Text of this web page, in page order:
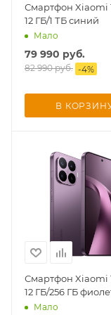
Смартфон Xiaomi
12 ГБ/1 ТБ синий
Мало
79 990 руб.
82 990руб. -4%
В
Смартфон Xiaomi
12 ГБ/256 ГБ
Мало
Добавляйте
в корзину
% картой
Получайте
выбранный
Оставшиеся
списываться
по25%
Подробнее